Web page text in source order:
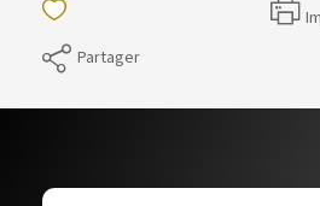
Partager